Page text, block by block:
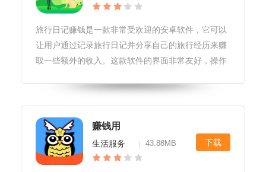
旅行日记赚钱是一款非常受欢迎的安卓软件，它可以
让用户通过记录旅行日记并分享自己的旅行经历来赚
取一些额外的收入。这款软件的界面非常友好，操作
加各种照片、描述和标签等。软件优势1.操作简单：
旅行日记赚钱的界面非常友好，
赚钱用
生活服务 43.88MB 下载